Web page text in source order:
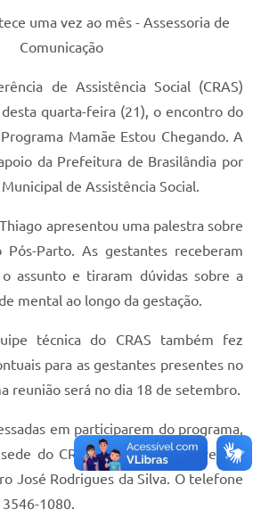
uma vez ao mês - Assessoria de
Comunicação
de Assistência Social (CRAS)
quarta-feira (21), o encontro do
Mamãe Estou Chegando. A
da Prefeitura de Brasilândia por
de Assistência Social.
apresentou uma palestra sobre
Pós-Parto. As gestantes receberam
assunto e tiraram dúvidas sobre a
mental ao longo da gestação.
técnica do CRAS também fez
para as gestantes presentes no
reunião será no dia 18 de setembro.
em participarem do programa,
do CRAS, localizada na Avenida
José Rodrigues da Silva. O telefone
1080.